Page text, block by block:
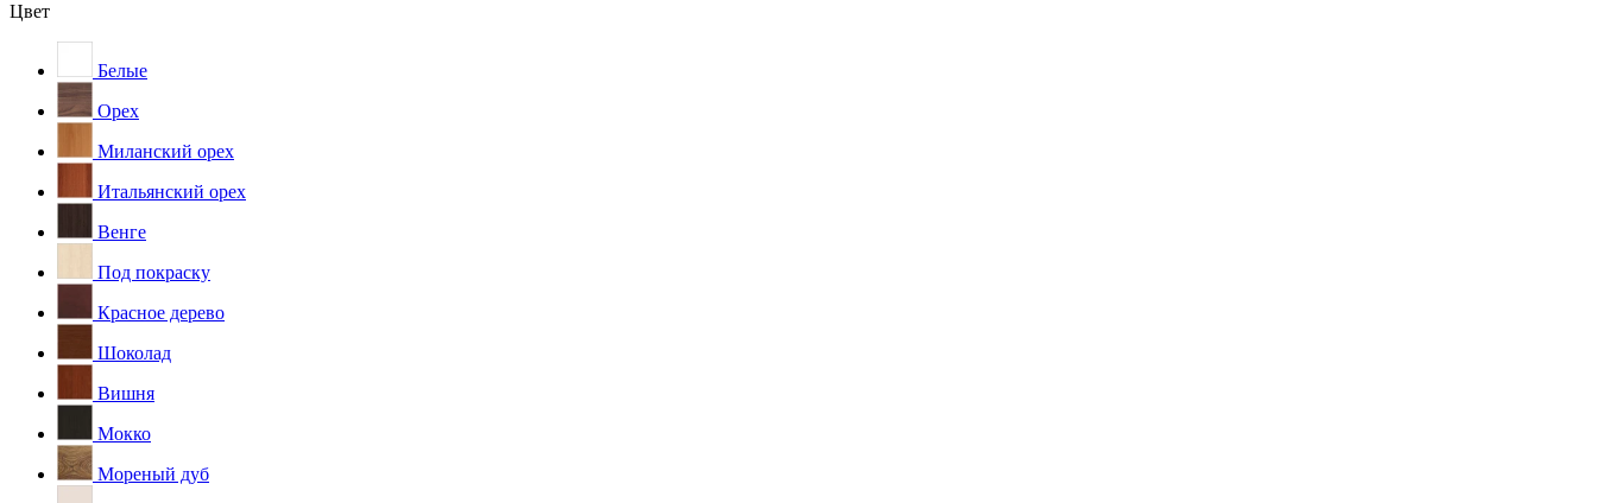
Цвет
Белые
Орех
Миланский орех
Итальянский орех
Венге
Под покраску
Красное дерево
Шоколад
Вишня
Мокко
Мореный дуб